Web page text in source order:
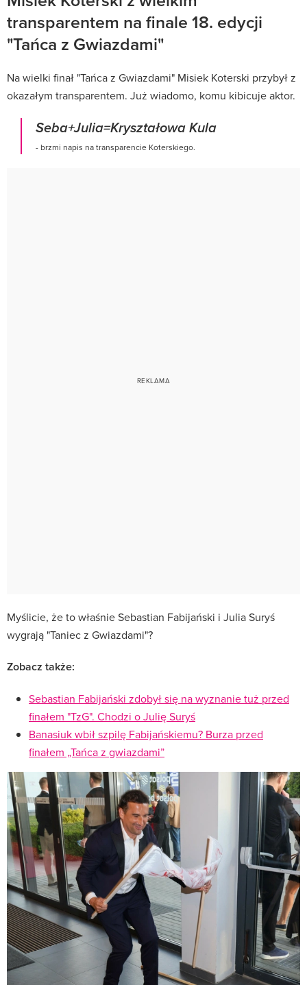
transparentem na finale 18. edycji
"Tańca z Gwiazdami"
Na wielki finał "Tańca z Gwiazdami" Misiek Koterski przybył z
okazałym transparentem. Już wiadomo, komu kibicuje aktor.
Seba+Julia=Kryształowa Kula
- brzmi napis na transparencie Koterskiego.
Myślicie, że to właśnie Sebastian Fabijański i Julia Suryś
wygrają "Taniec z Gwiazdami"?
Zobacz także:
Sebastian Fabijański zdobył się na wyznanie tuż przed
finałem "TzG". Chodzi o Julię Suryś
Banasiuk wbił szpilę Fabijańskiemu? Burza przed
finałem „Tańca z gwiazdami”